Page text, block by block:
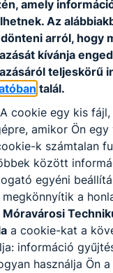
amely
Az
arról, hogy
kívánja
teljeskörű
talál.
cookie egy kis
amikor Ön egy
k számtalan
között
egyéni
a
Móravárosi
a cookie-kat a
információ
használja Ön